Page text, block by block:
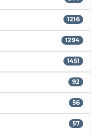
1216
1294
1451
92
56
57